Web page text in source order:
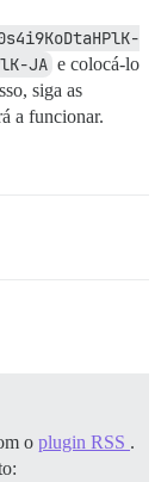
JA e colocá-lo
siga as
a funcionar.
o plugin RSS .